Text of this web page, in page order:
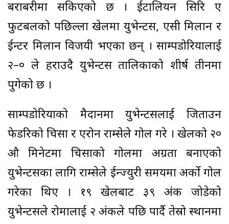
बराबरीमा सकिएको छ । ईटालियन सिरि ए
फुटबलको पछिल्ला खेलमा युभेन्टस, एसी मिलान र
ईन्टर मिलान विजयी भएका छन् । साम्पडोरियालाई
२–० ले हराउदै युभेन्टस तालिकाको शीर्ष तीनमा
पुगेको छ ।
साम्पडोरियाको मैदानमा युभेन्टसलाई जिताउन
फेडरिको चिसा र एरोन राम्सेले गोल गरे । खेलको २०
औ मिनेटमा चिसाको गोलमा अग्रता बनाएको
युभेन्टसका लागि राम्सेले ईन्ज्युरी समयमा अर्को गोल
गरेका थिए । १९ खेलबाट ३९ अंक जोडेको
युभेन्टसले रोमालाई २ अंकले पछि पार्दै तेस्रो स्थानमा